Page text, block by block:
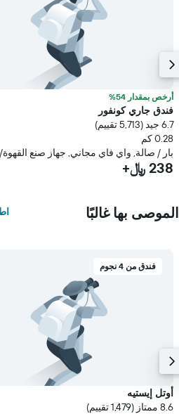
أرخص بمقدار 54%
فندق جاري كونفور
6.7 جيد (5,713 تقييم)
0.28 كم
بار / صالة, واي فاي مجاني, جهاز صنع
238 ﷼+
الموصى بها غالبًا
فندق من 4 نجوم
أوتل إيستيه
8.6 ممتاز (1,479 تقييم)